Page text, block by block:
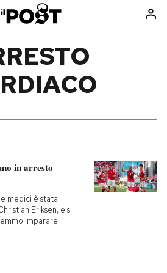
Libri
Ok Boomer!
Europa
Altrecose
in arresto
medici è stata
Eriksen, e si
imparare